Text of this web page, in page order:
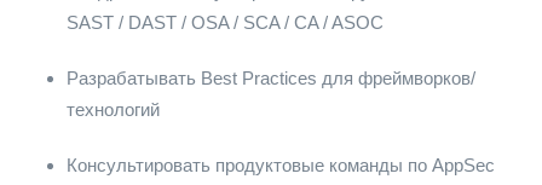
SAST / DAST / OSA / SCA / CA / ASOC
Разрабатывать Best Practices для фреймворков/
технологий
Консультировать продуктовые команды по AppSec